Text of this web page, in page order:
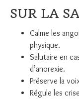
SUR LA
Calme les
physique.
Salutaire en
d’anorexie.
Préserve la
Régule les